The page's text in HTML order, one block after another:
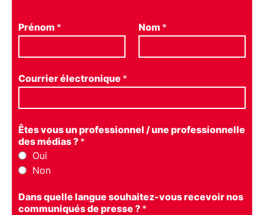
Prénom * Nom *
Courrier électronique *
Êtes vous un professionnel / une professionnelle
des médias ? *
Oui
Non
Dans quelle langue souhaitez-vous recevoir nos
communiqués de presse ? *